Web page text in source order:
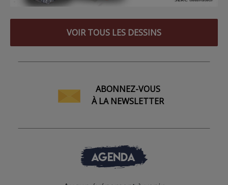
VOIR TOUS LES DESSINS
ABONNEZ-VOUS
À LA NEWSLETTER
AGENDA